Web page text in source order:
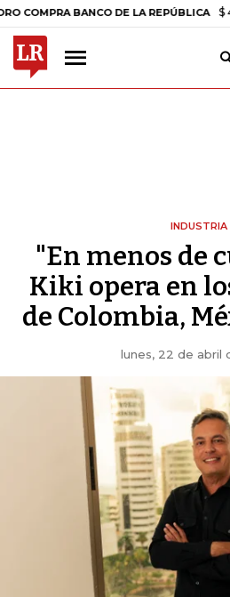
BANCO DE LA REPÚBLICA $
INDUSTRIA
"En menos de
Kiki opera en
de Colombia,
lunes, 22 de abril